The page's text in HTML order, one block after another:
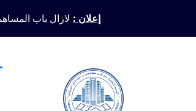
content
إعلان : لازال باب المسا